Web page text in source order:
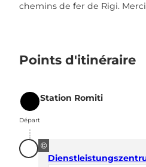
chemins de fer de Rigi.
Points d'itinéraire
Départ
Départ
Station Romiti
©